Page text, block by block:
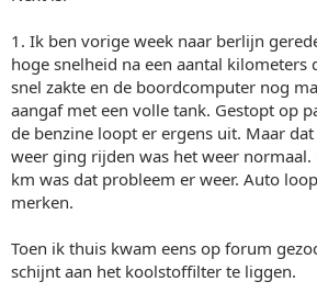
r
1. Ik ben vorige week naar berlijn
hoge snelheid na een aantal kilometers
snel zakte en de boordcomputer nog
aangaf met een volle tank. Gestopt op
de benzine loopt er ergens uit. Maar
weer ging rijden was het weer normaal.
km was dat probleem er weer. Auto
merken.
Toen ik thuis kwam eens op forum
schijnt aan het koolstoffilter te liggen.